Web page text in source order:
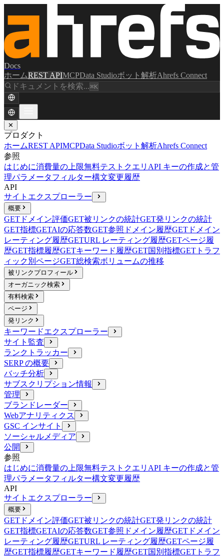
Docs
ホームREST APIMCPData Studioボット解析Ahrefs Connect
ドキュメントを検索...⌘K
✕
プロダクト
ホームREST APIMCPData Studioボット解析Ahrefs Connect
参照
はじめに消費量の上限無料テストクエリ API キーの作成と管
理パラメータフィルター構文変更履歴
API
サイトエクスプローラー
概要
GET ドメイン評価GET被リンクの統計GET発リンクの統計
GET指標GETAIの応答数GET参照ドメイン履歴GET ドメイン
レーティング履歴GETURL レーティング履歴GETページ履
歴GET指標履歴GETキーワード履歴GET国別指標GET トラフ
ィック別ページGET総検索ボリュームの推移
被リンクプロフィール
オーガニック検索
有料検索
ページ
発リンク
キーワードエクスプローラー
サイト監査
ランクトラッカー
SERP の概要
バッチ分析
サブスクリプション情報
管理
ブランドレーダー
Webアナリティクス
GSC インサイト
ソーシャルメディア
公開
参照
はじめに消費量の上限無料テストクエリ API キーの作成と管
理パラメータフィルター構文変更履歴
API
サイトエクスプローラー
概要
GET ドメイン評価GET被リンクの統計GET発リンクの統計
GET指標GETAIの応答数GET参照ドメイン履歴GET ドメイン
レーティング履歴GETURL レーティング履歴GETページ履
歴GET指標履歴GETキーワード履歴GET国別指標GET トラフ